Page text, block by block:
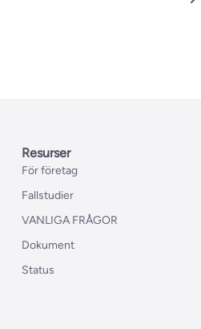
Resurser
För företag
Fallstudier
VANLIGA FRÅGOR
Dokument
Status